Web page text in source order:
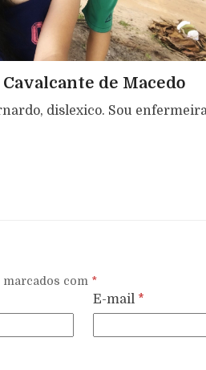
de Macedo
dislexico. Sou
com *
E-mail *